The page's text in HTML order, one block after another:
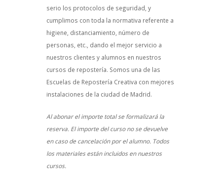
serio los protocolos de seguridad, y
cumplimos con toda la normativa referente a
higiene, distanciamiento, número de
personas, etc., dando el mejor servicio a
nuestros clientes y alumnos en nuestros
cursos de repostería. Somos una de las
Escuelas de Repostería Creativa con mejores
instalaciones de la ciudad de Madrid.
Al abonar el importe total se formalizará la
reserva. El importe del curso no se devuelve
en caso de cancelación por el alumno. Todos
los materiales están incluidos en nuestros
cursos.